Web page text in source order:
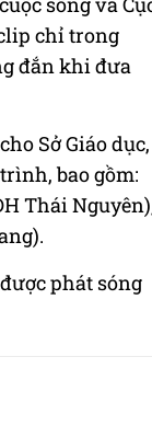
chỉ trong
đắn khi đưa
Sở Giáo dục,
bao gồm:
Thái
phát sóng